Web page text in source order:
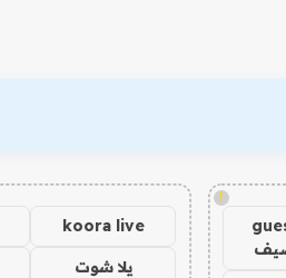
!
koora live
يلا شوت